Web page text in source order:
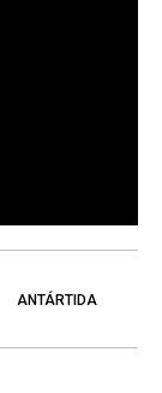
ANTÁRTIDA